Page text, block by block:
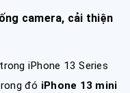
camera, cải thiện
iPhone 13 Series
đó iPhone 13 mini